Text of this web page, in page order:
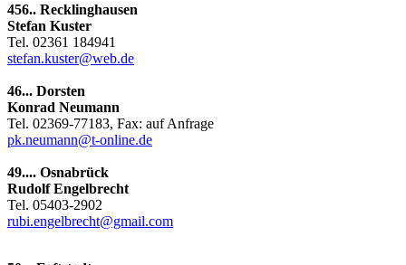
456.. Recklinghausen
Stefan Kuster
Tel. 02361 184941
stefan.kuster@web.de
46... Dorsten
Konrad Neumann
Tel. 02369-77183, Fax: auf Anfrage
pk.neumann@t-online.de
49.... Osnabrück
Rudolf Engelbrecht
Tel. 05403-2902
rubi.engelbrecht@gmail.com